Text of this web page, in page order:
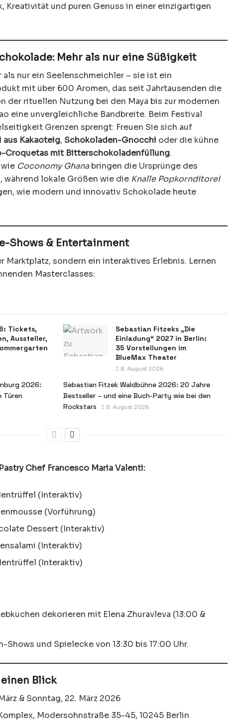
Kreativität und puren Genuss in einer einzigartigen
Mehr als nur eine Süßigkeit
nur ein Seelenschmeichler – sie ist ein
mit über 600 Aromen, das seit Jahrtausenden die
der rituellen Nutzung bei den Maya bis zur modernen
eine unvergleichliche Bandbreite. Beim Festival
Grenzen sprengt: Freuen Sie sich auf
aus Kakaoteig, Schokoladen-Gnocchi oder die kühne
Croquetas mit Bitterschokoladenfüllung.
Coconomy Ghanabringen die Ursprünge des
während lokale Größen wie die Knalle Popkornditorei
wie modern und innovativ Schokolade heute
Shows & Entertainment
Marktplatz, sondern ein interaktives Erlebnis. Lernen
Masterclasses:
Tickets,
Aussteller,
Sebastian Fitzeks „Die
Einladung“ 2027 in Berlin:
35 Vorstellungen im
BlueMax Theater
8. August 2026
2026:
Türen
Sebastian Fitzek Waldbühne 2026: 20 Jahre
Bestseller – und eine Buch-Party wie bei den
Rockstars
8. August 2026
Chef Francesco Maria Valenti:
(Interaktiv)
(Vorführung)
Dessert (Interaktiv)
(Interaktiv)
(Interaktiv)
dekorieren mit Elena Zhuravleva (13:00 &
Shows und Spielecke von 13:30 bis 17:00 Uhr.
Blick
& Sonntag, 22. März 2026
Modersohnstraße 35-45, 10245 Berlin